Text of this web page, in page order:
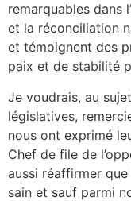
remarquables dans
et la réconciliation
et témoignent des
paix et de stabilité
Je voudrais, au
législatives,
nous ont exprimé
Chef de file de
aussi réaffirmer
sain et sauf parmi